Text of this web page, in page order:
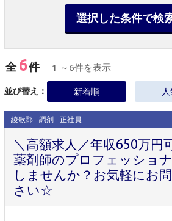
選択した条件で検
全 6件 1 ～6件を表示
並び替え： 新着順
綾歌郡 調剤 正社員
＼高額求人／年収650万円
薬剤師のプロフェッショ
しませんか？お気軽にお
さい☆